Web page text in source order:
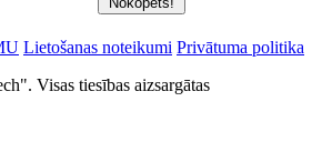
Lietošanas noteikumi Privātuma politika
Visas tiesības aizsargātas